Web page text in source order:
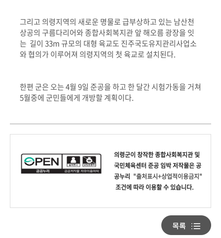
그리고 의령지역의 새로운 명물로 급부상하고 있는 남산천
상공의 구름다리어와 종합사회복지관 앞 해오름 광장을 잇
는 길이 33m 규모의 대형 육교도 진주국도유지관리사업소
와 협의가 이루어져 의령지역의 첫 육교로 설치된다.
한편 군은 오는 4월 9일 준공을 하고 한 달간 시험가동을 거쳐
5월중에 군민들에게 개방할 계획이다.
의령군이 창작한종합사회복지관 및
국민체육센터 준공 임박저작물은 공
공누리 "출처표시+상업적이용금지"
조건에 따라 이용할 수 있습니다.